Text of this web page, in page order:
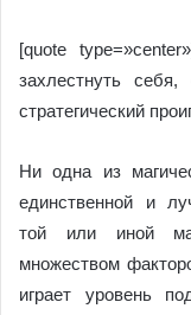
[quote
захлестнуть
стратегический
Ни одна из
единственной и
той или иной
множеством
играет уровень